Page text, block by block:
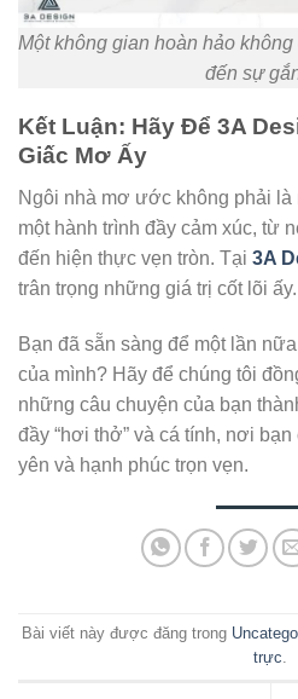
Một không gian hoàn hảo
đến sự
Kết Luận: Hãy Để 3A
Giấc Mơ Ấy
Ngôi nhà mơ ước không phải
một hành trình đầy cảm xúc, từ
đến hiện thực vẹn tròn. Tại 3A
trân trọng những giá trị cốt lõi ấy.
Bạn đã sẵn sàng để một lần
của mình? Hãy để chúng tôi
những câu chuyện của bạn
đầy “hơi thở” và cá tính, nơi
yên và hạnh phúc trọn vẹn.
Bài viết này được đăng trong
trực.